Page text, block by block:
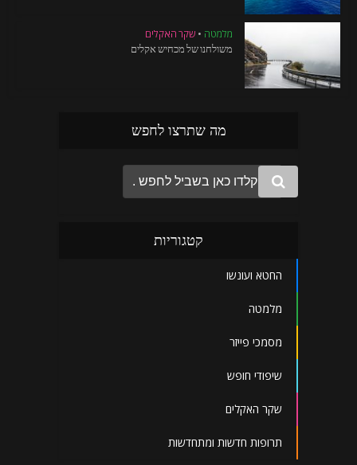
מלמטה • שקר האקלים
משולחנו של מכחיש אקלים
מה שתרצו לחפש
קטגוריות
החטא ועונשו
מלמטה
מסמכי פייזר
שיפודי חופש
שקר האקלים
תרופות חדשות ומתחדשות